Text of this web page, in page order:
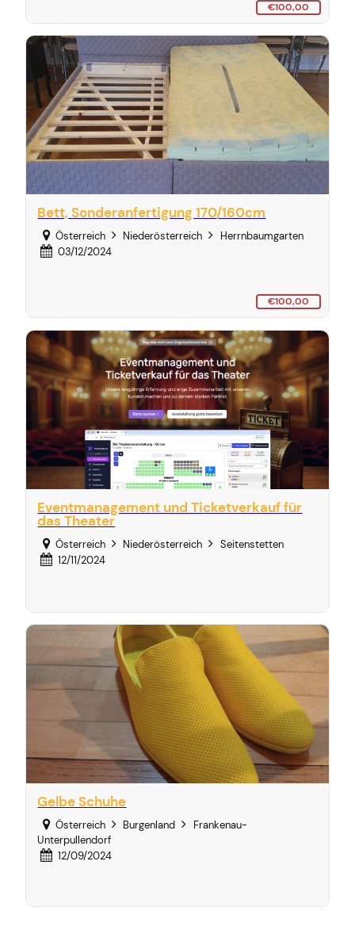
€100,00
Bett, Sonderanfertigung 170/160cm
Österreich Niederösterreich
Herrnbaumgarten
03/12/2024
€100,00
Eventmanagement und Ticketverkauf für
das Theater
Österreich Niederösterreich
Seitenstetten
12/11/2024
Gelbe Schuhe
Österreich Burgenland
Frankenau-
Unterpullendorf
12/09/2024